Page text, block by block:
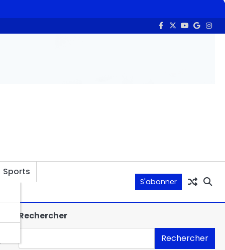
Sports
S'abonner
Rechercher
Rechercher